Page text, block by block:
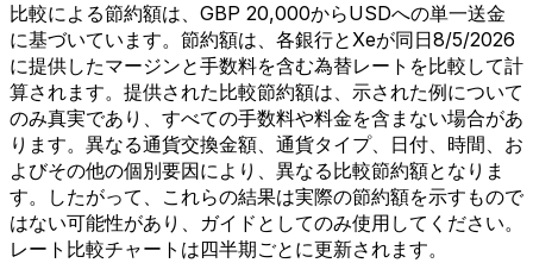
比較による節約額は、GBP 20,000からUSDへの単一送金
に基づいています。節約額は、各銀行とXeが同日8/5/2026
に提供したマージンと手数料を含む為替レートを比較して計
算されます。提供された比較節約額は、示された例について
のみ真実であり、すべての手数料や料金を含まない場合があ
ります。異なる通貨交換金額、通貨タイプ、日付、時間、お
よびその他の個別要因により、異なる比較節約額となりま
す。したがって、これらの結果は実際の節約額を示すもので
はない可能性があり、ガイドとしてのみ使用してください。
レート比較チャートは四半期ごとに更新されます。